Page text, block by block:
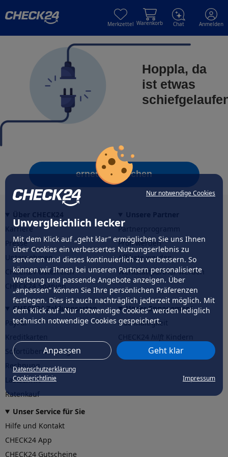
Nur notwendige Cookies
Unvergleichlich lecker
Mit dem Klick auf „geht klar” ermöglichen Sie uns Ihnen
über Cookies ein verbessertes Nutzungserlebnis zu
servieren und dieses kontinuierlich zu verbessern. So
können wir Ihnen bei unseren Partnern personalisierte
Werbung und passende Angebote anzeigen. Über
„anpassen” können Sie Ihre persönlichen Präferenzen
festlegen. Dies ist auch nachträglich jederzeit möglich. Mit
dem Klick auf „Nur notwendige Cookies” werden lediglich
technisch notwendige Cookies gespeichert.
Anpassen Geht klar
Datenschutzerklärung
Cookierichtlinie
Impressum
Merkzettel Warenkorb Chat Anmelden
Hoppla, da
ist etwas
erneut versuchen
Karriere
Presse
Unternehmen
CHECK24 Österreich
CHECK24 Spanien
Partnerprogramm
Profi werden
Affiliate werden
Werkstattpartner werden
CHECK24 Zahlungsarten
PayPal
Sofortüberweisung
Rechnung
Lastschrift
Ratenkauf
Unser Engagement
Nachhaltigkeit
CHECK24hilftder Natur
Unser Service für Sie
Hilfe und Kontakt
CHECK24 App
CHECK24 Gutscheine